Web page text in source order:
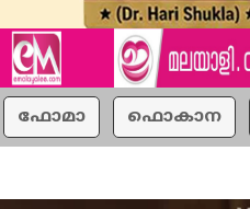
ഫോമാ ഫൊകാന